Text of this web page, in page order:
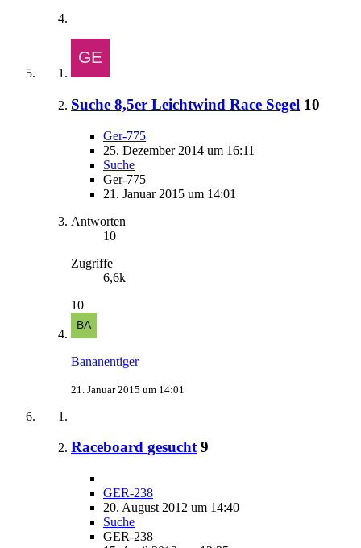
Suche 8,5er Leichtwind Race Segel 10
Ger-775
25. Dezember 2014 um 16:11
Suche
Ger-775
21. Januar 2015 um 14:01
Antworten
10
Zugriffe
6,6k
10
Bananentiger
21. Januar 2015 um 14:01
Raceboard gesucht 9
GER-238
20. August 2012 um 14:40
Suche
GER-238